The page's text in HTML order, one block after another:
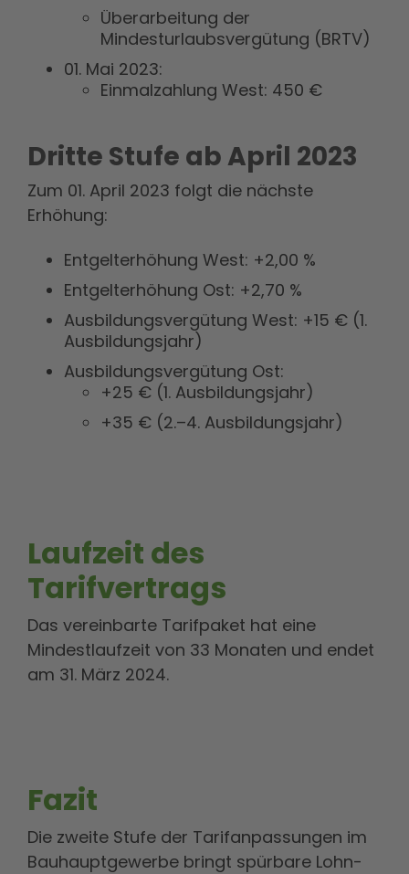
Überarbeitung der
Mindesturlaubsvergütung (BRTV)
01. Mai 2023:
Einmalzahlung West: 450 €
Dritte Stufe ab April 2023
Zum 01. April 2023 folgt die nächste
Erhöhung:
Entgelterhöhung West: +2,00 %
Entgelterhöhung Ost: +2,70 %
Ausbildungsvergütung West: +15 € (1.
Ausbildungsjahr)
Ausbildungsvergütung Ost:
+25 € (1. Ausbildungsjahr)
+35 € (2.–4. Ausbildungsjahr)
Laufzeit des
Tarifvertrags
Das vereinbarte Tarifpaket hat eine
Mindestlaufzeit von 33 Monaten und endet
am 31. März 2024.
Fazit
Die zweite Stufe der Tarifanpassungen im
Bauhauptgewerbe bringt spürbare Lohn-